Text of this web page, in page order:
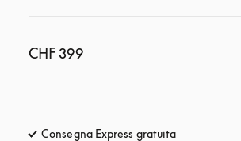
CHF 399
Consegna Express gratuita